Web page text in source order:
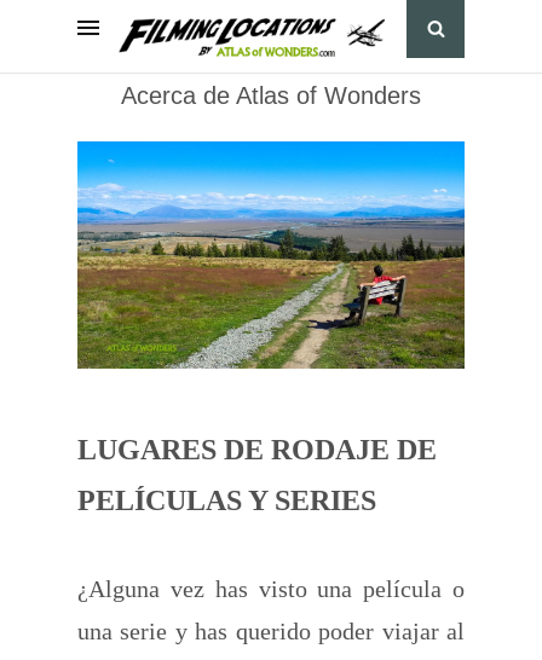
Acerca de Atlas of Wonders
LUGARES DE RODAJE DE
PELÍCULAS Y SERIES
¿Alguna vez has visto una película o
una serie y has querido poder viajar al